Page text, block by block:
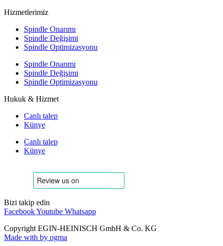
Hizmetlerimiz
Spindle Onarımı
Spindle Değişimi
Spindle Optimizasyonu
Spindle Onarımı
Spindle Değişimi
Spindle Optimizasyonu
Hukuk & Hizmet
Canlı talep
Künye
Canlı talep
Künye
Bizi takip edin
FacebookYoutube Whatsapp
Copyright EGIN-HEINISCH GmbH & Co. KG
Made with by ogma